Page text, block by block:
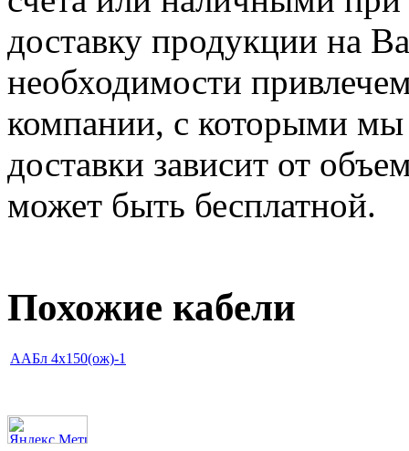
доставку продукции на
необходимости
компании, с которыми
доставки зависит от
может быть бесплатной.
Похожие кабели
ААБл 4х150(ож)-1